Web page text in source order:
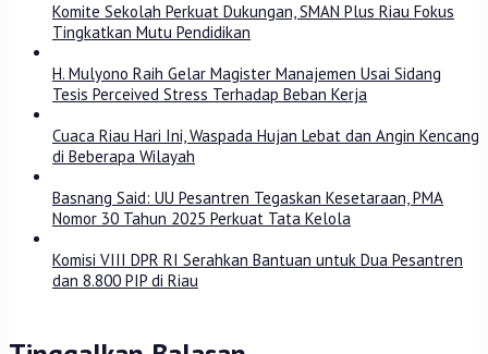
Komite Sekolah Perkuat Dukungan, SMAN Plus Riau Fokus
Tingkatkan Mutu Pendidikan
H. Mulyono Raih Gelar Magister Manajemen Usai Sidang
Tesis Perceived Stress Terhadap Beban Kerja
Cuaca Riau Hari Ini, Waspada Hujan Lebat dan Angin Kencang
di Beberapa Wilayah
Basnang Said: UU Pesantren Tegaskan Kesetaraan, PMA
Nomor 30 Tahun 2025 Perkuat Tata Kelola
Komisi VIII DPR RI Serahkan Bantuan untuk Dua Pesantren
dan 8.800 PIP di Riau